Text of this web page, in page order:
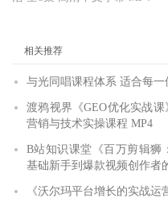
相关推荐
与光同唱课程体系 适合每
渡鸦视界《GEO优化实战
营销与技术实操课程 MP4
B站知识课堂《百万剪辑狮
基础新手到爆款视频创作者
《沃尔玛平台增长的实战